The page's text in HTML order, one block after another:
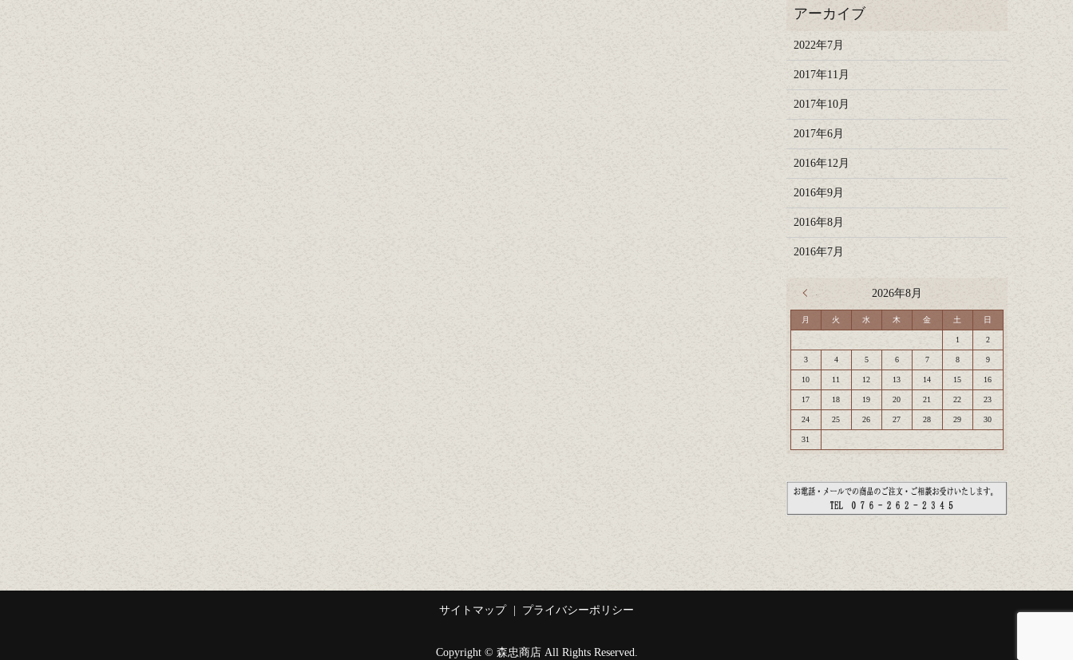
2022年7月
2017年11月
2017年10月
2017年6月
2016年12月
2016年9月
2016年8月
2016年7月
2026年8月
月 火 水 木 金 土 日
1 2
3 4 5 6 7 8 9
10 11 12 13 14 15 16
17 18 19 20 21 22 23
24 25 26 27 28 29 30
31
サイトマップ プライバシーポリシー
Copyright © 森忠商店 All Rights Reserved.